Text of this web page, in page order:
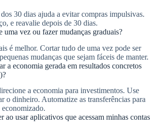
30 dias ajuda a evitar compras impulsivas.
e reavalie depois de 30 dias.
uma vez ou fazer mudanças graduais?
é melhor. Cortar tudo de uma vez pode ser
mudanças que sejam fáceis de manter.
a economia gerada em resultados concretos
a economia para investimentos. Use
o dinheiro. Automatize as transferências para
ao usar aplicativos que acessam minhas contas